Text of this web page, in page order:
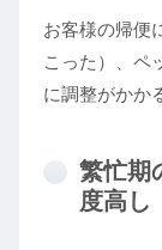
お客様の帰便
こった）、ペ
に調整がかか
繁忙期
度高し